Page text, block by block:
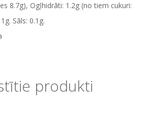
8.7g), Ogļhidrāti: 1.2g (no tiem cukuri:
Sāls: 0.1g.
produkti